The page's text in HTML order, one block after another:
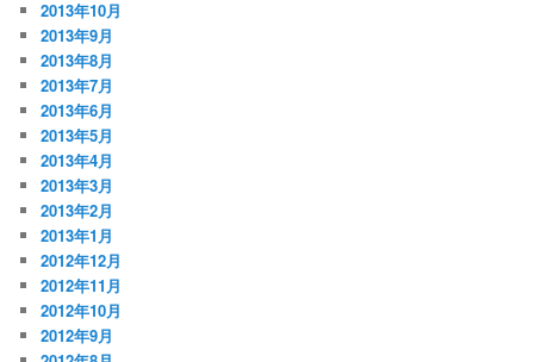
2013年10月
2013年9月
2013年8月
2013年7月
2013年6月
2013年5月
2013年4月
2013年3月
2013年2月
2013年1月
2012年12月
2012年11月
2012年10月
2012年9月